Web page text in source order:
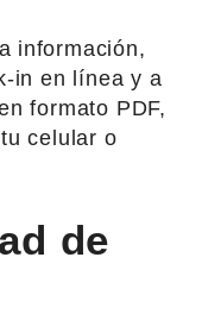
información,
in en línea y a
formato PDF,
celular o
de